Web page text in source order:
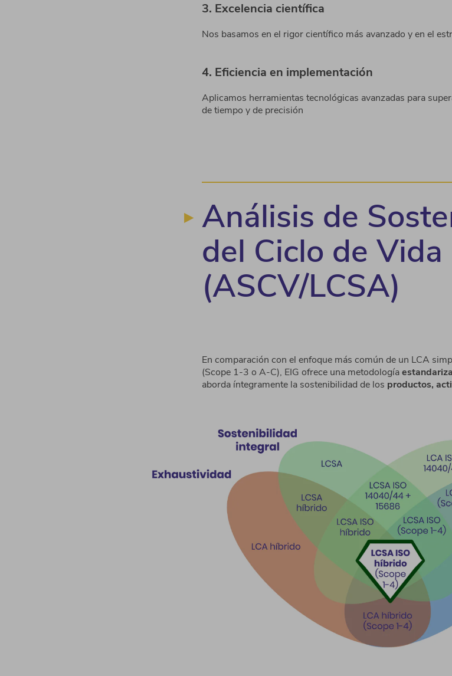
3. Excelencia científica
Nos basamos en el rigor científico más avanzado y en el
4. Eficiencia en implementación
Aplicamos herramientas tecnológicas avanzadas para
de tiempo y de precisión
Análisis de
del Ciclo de Vida
(ASCV/LCSA)
En comparación con el enfoque más común de un LCA
(Scope 1-3 o A-C), EIG ofrece una metodología
aborda íntegramente la sostenibilidad de los productos,